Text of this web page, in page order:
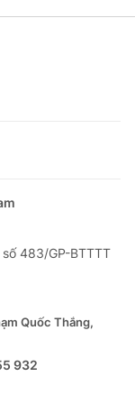
483/GP-BTTTT
Quốc Thắng,
932